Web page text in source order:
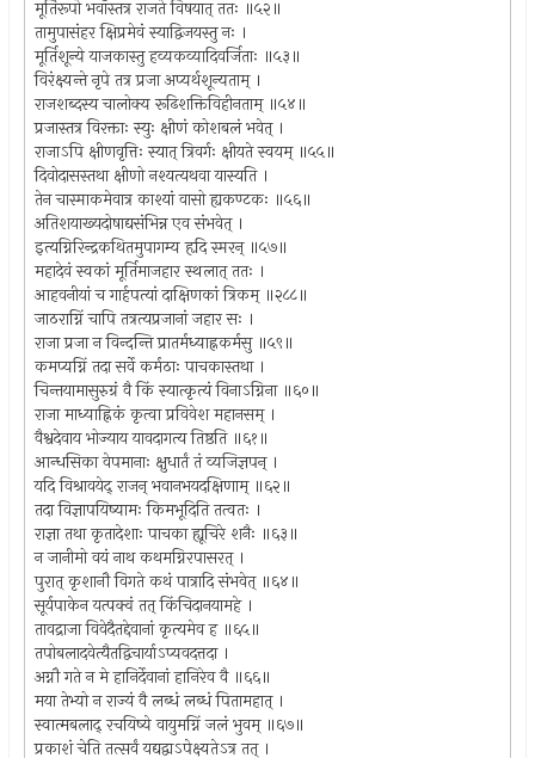
मूर्तिरूपो भवाँस्तत्र राजते विषयात् ततः ॥५२॥
तामुपासंहर क्षिप्रमेवं स्याद्विजयस्तु नः ।
मूर्तिशून्ये याजकास्तु हव्यकव्यादिवर्जिताः ॥५३॥
विरंक्ष्यन्ते नृपे तत्र प्रजा अप्यर्थशून्यताम् ।
राजशब्दस्य चालोक्य रूढिशक्तिविहीनताम् ॥५४॥
प्रजास्तत्र विरक्ताः स्युः क्षीणं कोशबलं भवेत् ।
राजाऽपि क्षीणवृत्तिः स्यात् त्रिवर्गः क्षीयते स्वयम् ॥५५॥
दिवोदासस्तथा क्षीणो नश्यत्यथवा यास्यति ।
तेन चास्माकमेवात्र काश्यां वासो ह्यकण्टकः ॥५६॥
अतिशयाख्यदोषाद्यसंभिन्न एव संभवेत् ।
इत्यग्निरिन्द्रकथितमुपागम्य हृदि स्मरन् ॥५७॥
महादेवं स्वकां मूर्तिमाजहार स्थलात् ततः ।
आहवनीयां च गार्हपत्यां दाक्षिणकां त्रिकम् ॥२८८॥
जाठराग्निं चापि तत्रत्यप्रजानां जहार सः ।
राजा प्रजा न विन्दन्ति प्रातर्मध्याह्नकर्मसु ॥५९॥
कमप्यग्निं तदा सर्वे कर्मठाः पाचकास्तथा ।
चिन्तयामासुरुग्रं वै किं स्यात्कृत्यं विनाऽग्निना ॥६०॥
राजा माध्याह्निकं कृत्वा प्रविवेश महानसम् ।
वैश्वदेवाय भोज्याय यावदागत्य तिष्ठति ॥६१॥
आन्धसिका वेपमानाः क्षुधार्तं तं व्यजिज्ञपन् ।
यदि विश्रावयेद् राजन् भवानभयदक्षिणाम् ॥६२॥
तदा विज्ञापयिष्यामः किमभूदिति तत्वतः ।
राज्ञा तथा कृतादेशाः पाचका ह्यूचिरे शनैः ॥६३॥
न जानीमो वयं नाथ कथमग्निरपासरत् ।
पुरात् कृशानौ विगते कथं पात्रादि संभवेत् ॥६४॥
सूर्यपाकेन यत्पक्वं तत् किंचिदानयामहे ।
तावद्राजा विवेदैतद्देवानां कृत्यमेव ह ॥६५॥
तपोबलादवेत्यैतद्विचार्याऽप्यवदत्तदा ।
अग्नौ गते न मे हानिर्देवानां हानिरेव वै ॥६६॥
मया तेभ्यो न राज्यं वै लब्धं लब्धं पितामहात् ।
स्वात्मबलाद् रचयिष्ये वायुमग्निं जलं भुवम् ॥६७॥
प्रकाशं चेति तत्सर्वं यद्यद्वाऽपेक्ष्यतेऽत्र तत् ।